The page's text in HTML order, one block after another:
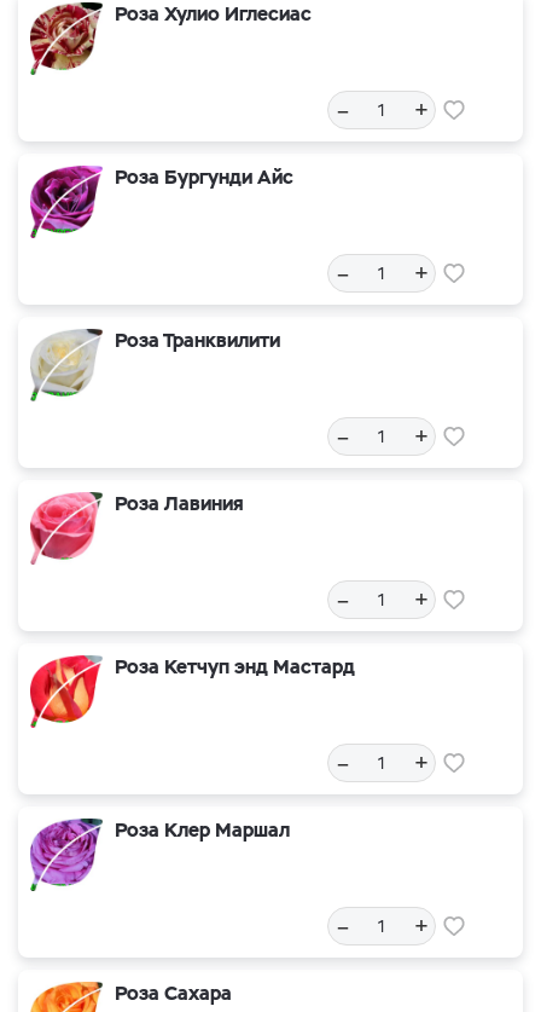
Роза Хулио Иглесиас
– +
Роза Бургунди Айс
– +
Роза Транквилити
– +
Роза Лавиния
– +
Роза Кетчуп энд Мастард
– +
Роза Клер Маршал
– +
Роза Сахара